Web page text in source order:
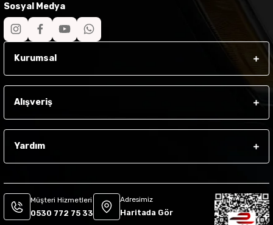
Sosyal Medya
Kurumsal
Alışveriş
Yardım
Müşteri Hizmetleri
0530 772 75 33
Adresimiz
Haritada Gör